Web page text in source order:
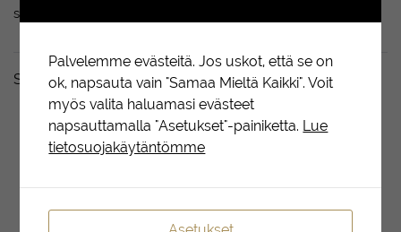
suojan. Sisältää lämpö-,väri- ja UV-suojan.
Sopii täydellisesti yhdessä
Palvelemme evästeitä. Jos uskot, että se on
ok, napsauta vain "Samaa Mieltä Kaikki". Voit
myös valita haluamasi evästeet
napsauttamalla "Asetukset"-painiketta. Lue
tietosuojakäytäntömme